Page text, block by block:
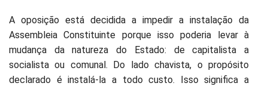
A oposição está decidida a impedir a instalação da
Assembleia Constituinte porque isso poderia levar à
mudança da natureza do Estado: de capitalista a
socialista ou comunal. Do lado chavista, o propósito
declarado é instalá-la a todo custo. Isso significa a